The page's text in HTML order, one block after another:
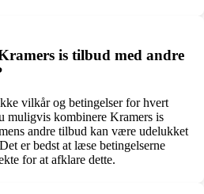
is tilbud med andre
vilkår og betingelser for hvert
muligvis kombinere Kramers is
andre tilbud kan være udelukket
er bedst at læse betingelserne
for at afklare dette.